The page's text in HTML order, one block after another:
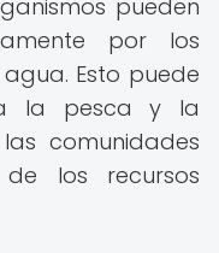
pueden
por los
Esto puede
la pesca y la
comunidades
los recursos